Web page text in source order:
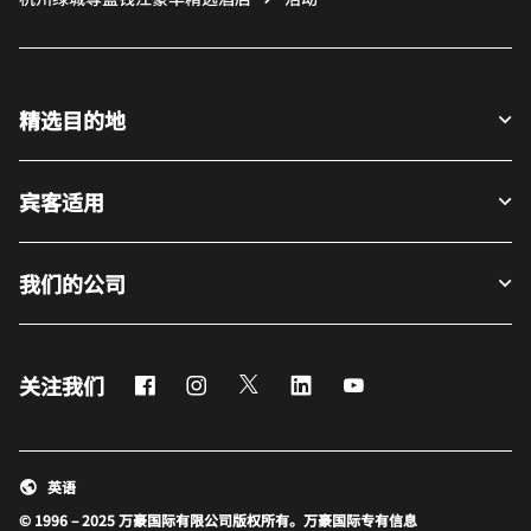
精选目的地
宾客适用
我们的公司
关注我们 FacebookInstagram
Twitter LinkedIn
© 1996 – 2025 万豪国际有限公司版权所有。万豪国际专有信息
英语